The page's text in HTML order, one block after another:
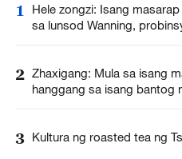
1
Hele zongzi: Isang
sa lunsod Wanning,
2 Zhaxigang: Mula sa isang
hanggang sa isang bantog
3 Kultura ng roasted tea ng